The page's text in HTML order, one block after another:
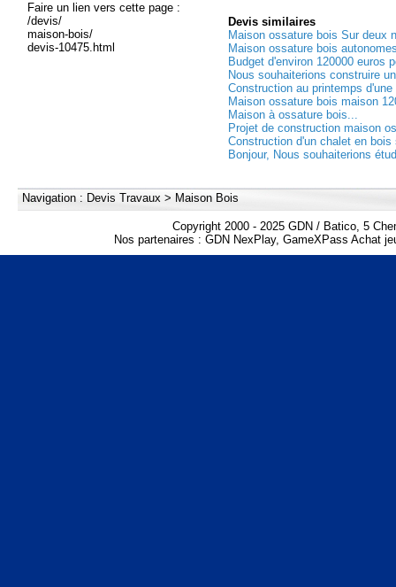
Faire un lien vers cette page :
/devis/
maison-bois/
devis-10475.html
Devis similaires
Maison ossature bois Sur deux
Maison ossature bois
Budget d'environ 120000 euros
Nous souhaiterions construire
Construction au printemps
Maison ossature bois maison
Maison à ossature bois...
Projet de construction maison
Construction d'un chalet en
Bonjour, Nous souhaiterions
Navigation : Devis Travaux > Maison Bois
Copyright 2000 - 2025 GDN / Batico, 5
Nos partenaires : GDN NexPlay, GameXPass Achat